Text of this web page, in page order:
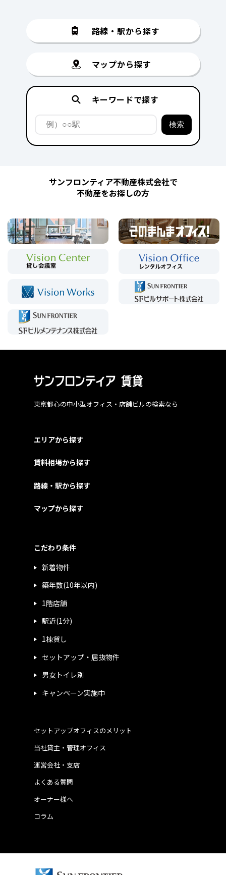
路線・駅から探す
マップから探す
キーワードで探す
サンフロンティア不動産株式会社で
不動産をお探しの方
東京都心の中小型オフィス・店舗ビルの検索なら
エリアから探す
賃料相場から探す
路線・駅から探す
マップから探す
こだわり条件
新着物件
築年数(10年以内)
1階店舗
駅近(1分)
1棟貸し
セットアップ・居抜物件
男女トイレ別
キャンペーン実施中
運営会社・支店
よくある質問
当社貸主・管理オフィス
オーナー様へ
コラム
セットアップオフィスのメリット